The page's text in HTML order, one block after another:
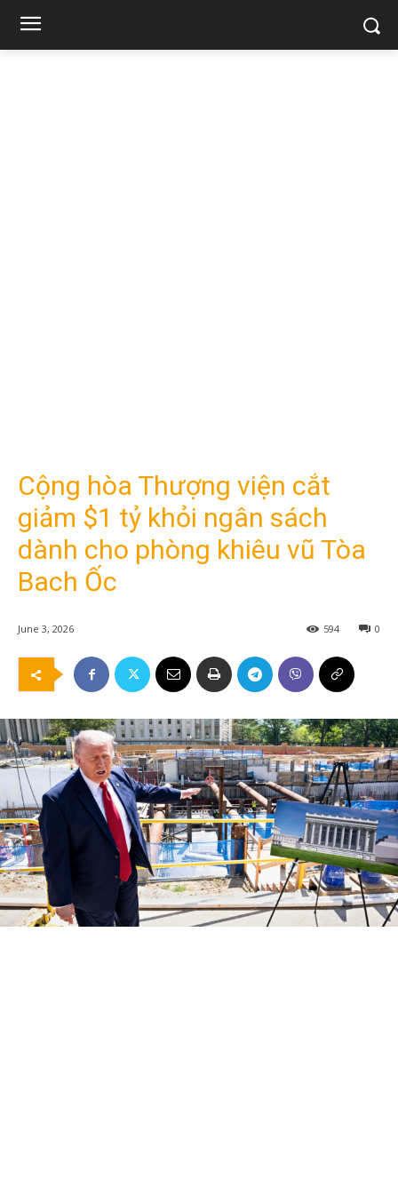
Cộng hòa Thượng viện cắt
giảm $1 tỷ khỏi ngân sách
dành cho phòng khiêu vũ Tòa
Bach Ốc
June 3, 2026 0
594